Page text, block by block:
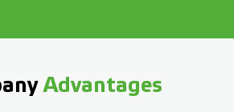
Advantages